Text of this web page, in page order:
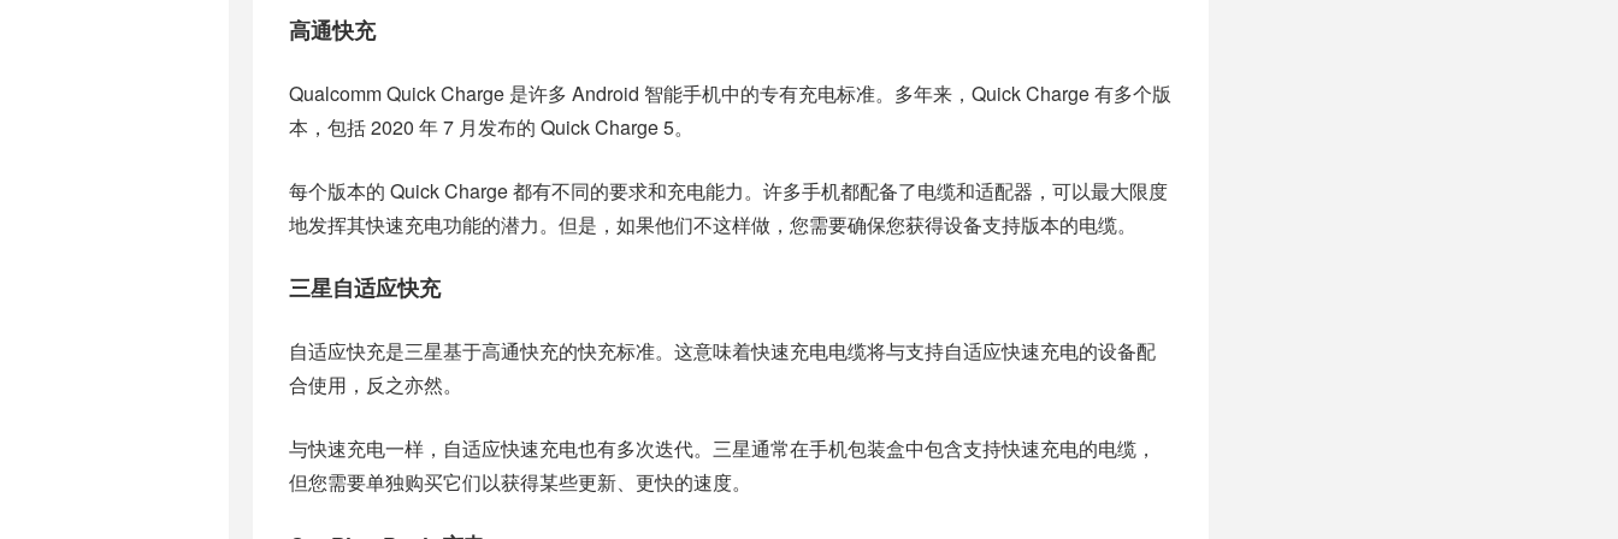
高通快充
Qualcomm Quick Charge 是许多 Android 智能手机中的专有充电标准。多年来，Quick Charge 有多个版
本，包括 2020 年 7 月发布的 Quick Charge 5。
每个版本的 Quick Charge 都有不同的要求和充电能力。许多手机都配备了电缆和适配器，可以最大限度
地发挥其快速充电功能的潜力。但是，如果他们不这样做，您需要确保您获得设备支持版本的电缆。
三星自适应快充
自适应快充是三星基于高通快充的快充标准。这意味着快速充电电缆将与支持自适应快速充电的设备配
合使用，反之亦然。
与快速充电一样，自适应快速充电也有多次迭代。三星通常在手机包装盒中包含支持快速充电的电缆，
但您需要单独购买它们以获得某些更新、更快的速度。